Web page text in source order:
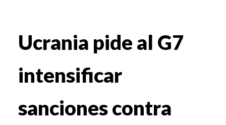
Ucrania pide al G7
intensificar
sanciones contra